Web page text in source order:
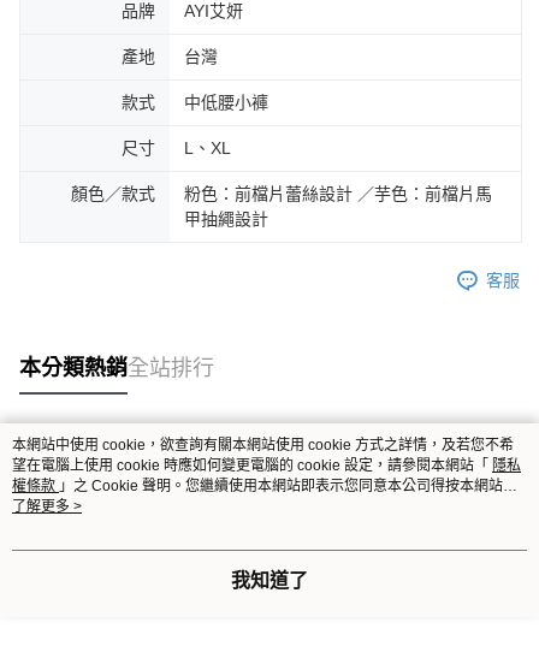
品牌 AYI艾妍
產地 台灣
款式 中低腰小褲
尺寸 L、XL
顏色／款式
粉色：前檔片蕾絲設計 ／芋色：前檔片馬
甲抽繩設計
客服
本分類熱銷全站排行
熱門標籤
本網站中使用 cookie，欲查詢有關本網站使用 cookie 方式之詳情，及若您不希
望在電腦上使用 cookie 時應如何變更電腦的 cookie 設定，請參閱本網站「 隱私
權條款 」之 Cookie 聲明。您繼續使用本網站即表示您同意本公司得按本網站使
用條款之 Cookie 聲明使用 cookie。
了解更多 >
我知道了